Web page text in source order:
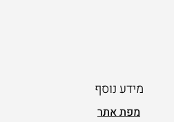
מידע נוסף
מפת אתר